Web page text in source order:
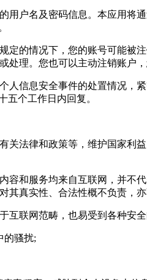
用户名及密码信息。本应用将
定的情况下，您的账号可能被
理。您也可以主动注销账户，
人信息安全事件的处置情况
五个工作日内回复。
关法律和政策等，维护国家利
容和服务均来自互联网，并不
对其真实性、合法性概不负责，
互联网范畴，也易受到各种安
的骚扰;